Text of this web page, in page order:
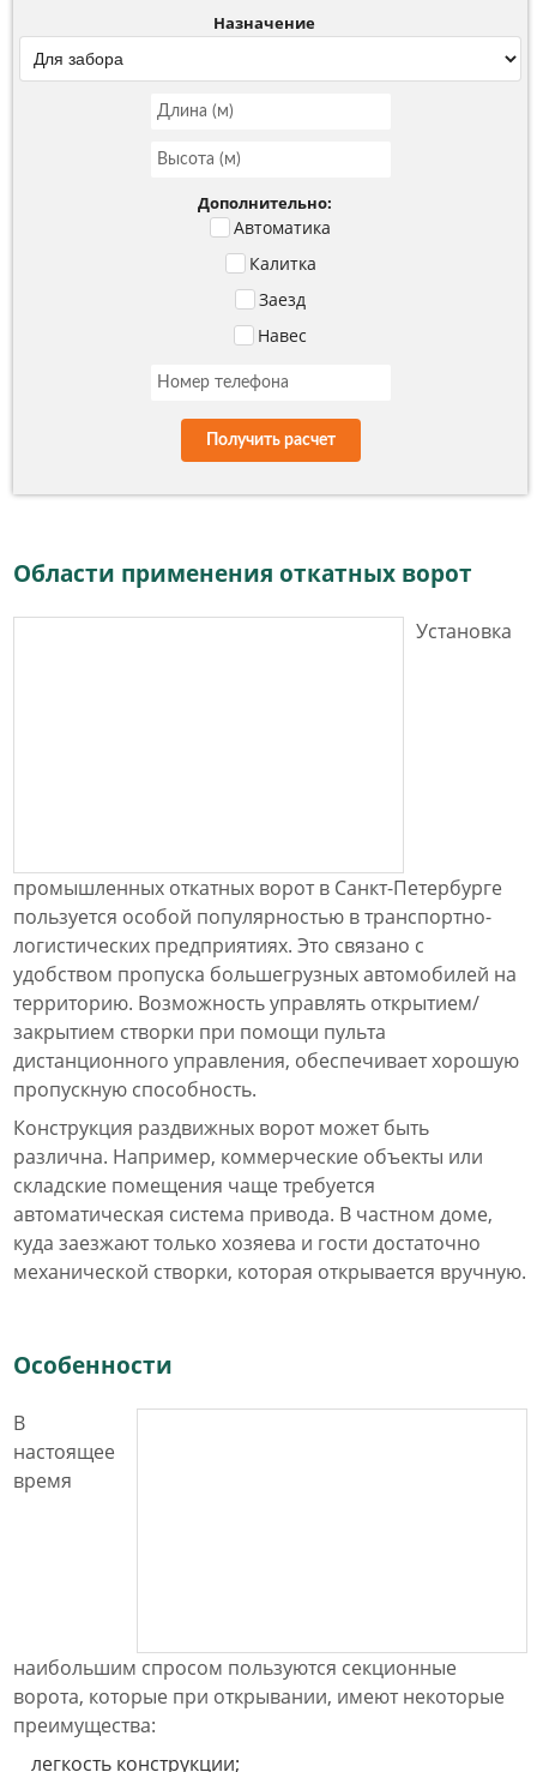
Назначение
Дополнительно:
Автоматика
Калитка
Заезд
Навес
Получить расчет
Области применения откатных ворот
Установка
промышленных откатных ворот в Санкт-Петербурге
пользуется особой популярностью в транспортно-
логистических предприятиях. Это связано с
удобством пропуска большегрузных автомобилей на
территорию. Возможность управлять открытием/
закрытием створки при помощи пульта
дистанционного управления, обеспечивает хорошую
пропускную способность.
Конструкция раздвижных ворот может быть
различна. Например, коммерческие объекты или
складские помещения чаще требуется
автоматическая система привода. В частном доме,
куда заезжают только хозяева и гости достаточно
механической створки, которая открывается вручную.
Особенности
В
настоящее
время
наибольшим спросом пользуются секционные
ворота, которые при открывании, имеют некоторые
преимущества:
легкость конструкции;